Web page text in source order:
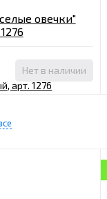
овечки"
Нет в наличии